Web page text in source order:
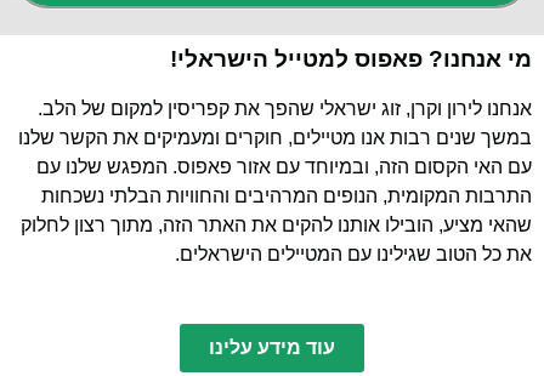
מי אנחנו? פאפוס למטייל הישראלי!
אנחנו לירון וקרן, זוג ישראלי שהפך את קפריסין למקום של הלב.
במשך שנים רבות אנו מטיילים, חוקרים ומעמיקים את הקשר שלנו
עם האי הקסום הזה, ובמיוחד עם אזור פאפוס. המפגש שלנו עם
התרבות המקומית, הנופים המרהיבים והחוויות הבלתי נשכחות
שהאי מציע, הובילו אותנו להקים את האתר הזה, מתוך רצון לחלוק
את כל הטוב שגילינו עם המטיילים הישראלים.
עוד מידע עלינו